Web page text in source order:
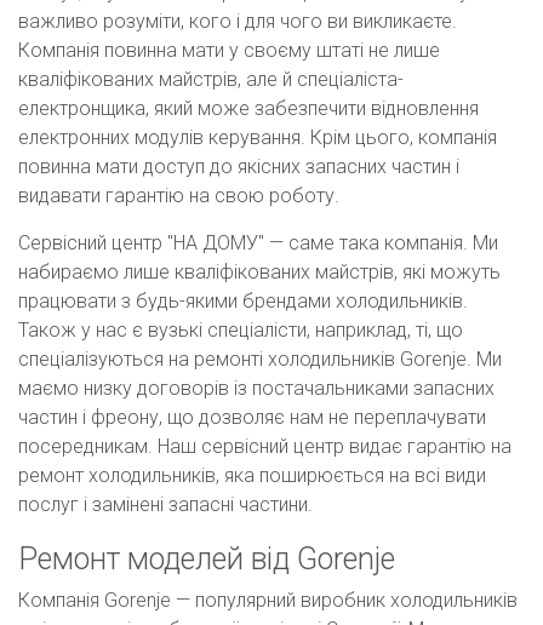
важливо розуміти, кого і для чого ви викликаєте.
Компанія повинна мати у своєму штаті не лише
кваліфікованих майстрів, але й спеціаліста-
електронщика, який може забезпечити відновлення
електронних модулів керування. Крім цього, компанія
повинна мати доступ до якісних запасних частин і
видавати гарантію на свою роботу.
Сервісний центр "НА ДОМУ" — саме така компанія. Ми
набираємо лише кваліфікованих майстрів, які можуть
працювати з будь-якими брендами холодильників.
Також у нас є вузькі спеціалісти, наприклад, ті, що
спеціалізуються на ремонті холодильників Gorenje. Ми
маємо низку договорів із постачальниками запасних
частин і фреону, що дозволяє нам не переплачувати
посередникам. Наш сервісний центр видає гарантію на
ремонт холодильників, яка поширюється на всі види
послуг і замінені запасні частини.
Ремонт моделей від Gorenje
Компанія Gorenje — популярний виробник холодильників